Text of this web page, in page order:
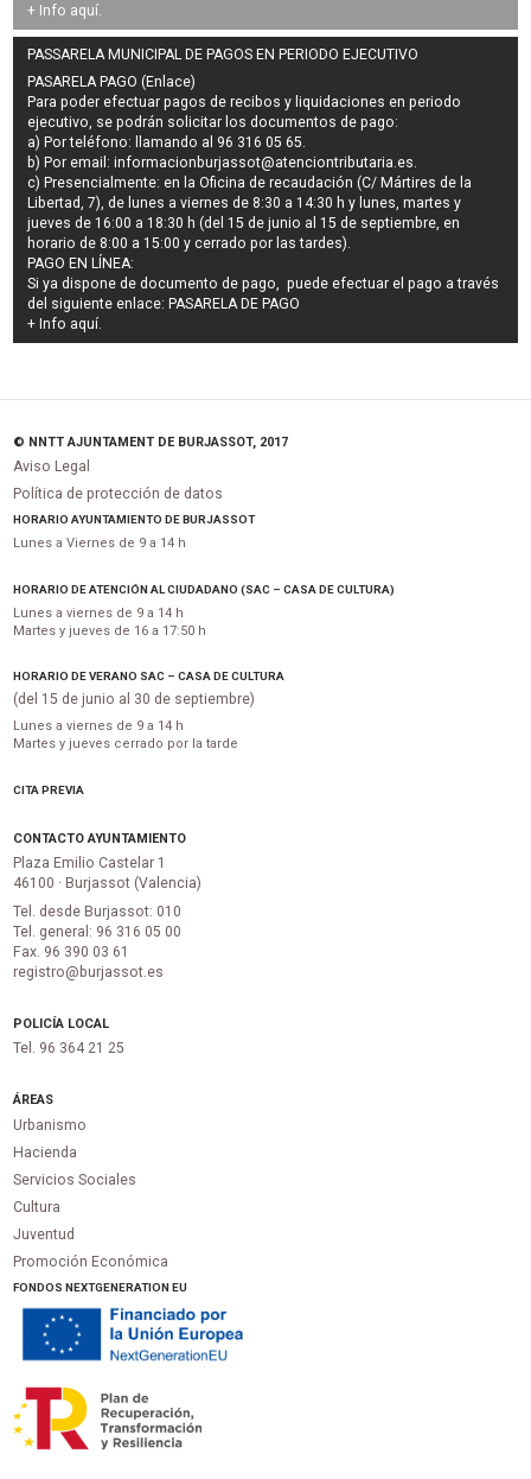
+ Info aquí
PASSARELA MUNICIPAL DE PAGOS EN PERIODO EJECUTIVO
PASARELA PAGO (Enlace)
Para poder efectuar pagos derecibos y liquidaciones en periodo
ejecutivo, se podrán solicitar los documentos de pago:
a) Por teléfono: llamando al 96 316 05 65.
b) Por email:informacionburjassot@atenciontributaria.es.
c) Presencialmente: en la Oficina de recaudación (C/ Mártires de la
Libertad, 7), de lunes a viernes de 8:30 a 14:30 h y lunes, martes y
jueves de 16:00 a 18:30 h (del 15 de junio al 15 de septiembre, en
horario de 8:00 a 15:00 y cerrado por las tardes).
PAGO EN LÍNEA:
Si ya dispone de documento de pago, puede efectuar el pago a través
del siguiente enlace: PASARELA DE PAGO
+ Info aquí.
© NNTT AJUNTAMENT DE BURJASSOT, 2017
Aviso Legal
Política de protección de datos
HORARIO AYUNTAMIENTO DE BURJASSOT
Lunes a Viernes de 9 a 14 h
HORARIO DE ATENCIÓN AL CIUDADANO (SAC – CASA DE CULTURA)
Lunes a viernes de 9 a 14 h
Martes y jueves de 16 a 17:50 h
HORARIO DE VERANO SAC – CASA DE CULTURA
(del 15 de junio al 30 de septiembre)
Lunes a viernes de 9 a 14 h
Martes y jueves cerrado por la tarde
CITA PREVIA
CONTACTO AYUNTAMIENTO
Plaza Emilio Castelar 1
46100 · Burjassot (Valencia)
Tel. desde Burjassot: 010
Tel. general: 96 316 05 00
Fax. 96 390 03 61
registro@burjassot.es
POLICÍA LOCAL
Tel. 96 364 21 25
ÁREAS
Urbanismo
Hacienda
Servicios Sociales
Cultura
Juventud
Promoción Económica
FONDOS NEXTGENERATION EU